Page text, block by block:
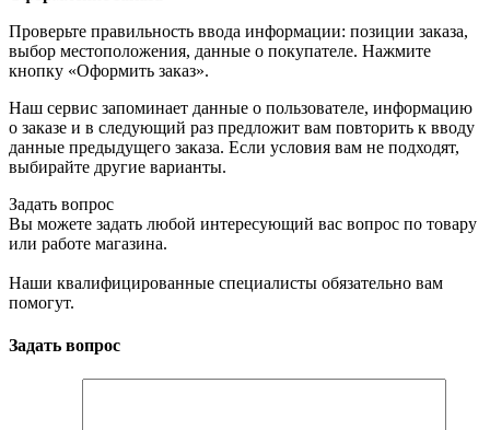
Проверьте правильность ввода информации: позиции заказа,
выбор местоположения, данные о покупателе. Нажмите
кнопку «Оформить заказ».
Наш сервис запоминает данные о пользователе, информацию
о заказе и в следующий раз предложит вам повторить к вводу
данные предыдущего заказа. Если условия вам не подходят,
выбирайте другие варианты.
Задать вопрос
Вы можете задать любой интересующий вас вопрос по товару
или работе магазина.
Наши квалифицированные специалисты обязательно вам
помогут.
Задать вопрос